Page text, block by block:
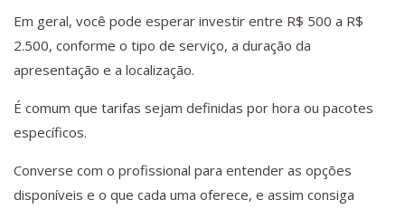
Em geral, você pode esperar investir entre R$ 500 a R$
2.500, conforme o tipo de serviço, a duração da
apresentação e a localização.
É comum que tarifas sejam definidas por hora ou pacotes
específicos.
Converse com o profissional para entender as opções
disponíveis e o que cada uma oferece, e assim consiga